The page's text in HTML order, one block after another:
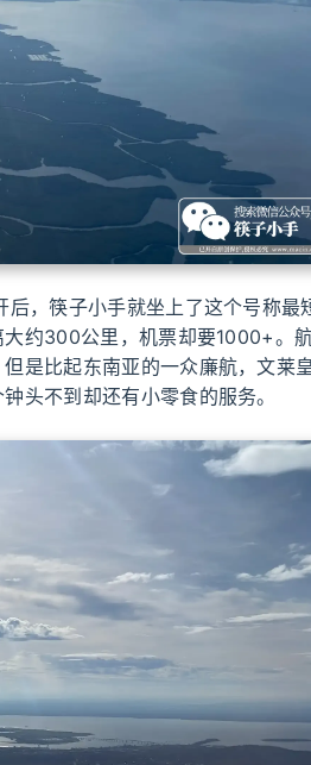
后，筷子小手就坐上了这个号称最
约300公里，机票却要1000+。
是比起东南亚的一众廉航，文莱
头不到却还有小零食的服务。